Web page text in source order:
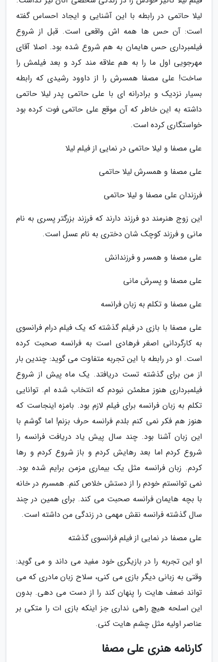
لیلا حاتمی در رابطه با این آشنایی و ایجاد احساس گفته
است: آن حس ها همه اش واقعی است. قبل از شروع
فیلمبرداری حس هایمان به هم شروع شده بود. اصلا آقای
مهرجویی اول ما را به هم علاقه مند کرد و بعد فیلمش را
ساخت! علی مصفا همسرش را از داوود رشیدی که رابطه
بسیار نزدیک و برادرانه ای با علی حاتمی پدر لیلا حاتمی
داشته به این خاطر که آن موقع علی حاتمی فوت کرده بود
خواستگاری کرده است.
علی مصفا و لیلا حاتمی در نمایی از فیلم لیلا
علی مصفا و همسرش لیلا حاتمی
فرزندان علی مصفا و لیلا حاتمی
این زوج هنرمند دو فرزند دارند که فرزند بزرگتر پسری به نام
مانی و فرزند کوچک شان دختری به نام عسل است.
علی مصفا و همسر و فرزندانش
علی مصفا و پسرش مانی
علی مصفا و تکلم به زبان فرانسه
علی مصفا با بازی در فیلم گذشته که یک فیلم درام فرانسوی
به کارگردانی اصغر فرهادی است به فرانسه صحبت کرده
است. او در رابطه با این تجربه متفاوت می گوید: چندین بار
از من برای گذشته تست دریافتد. یک ماه پیش از شروع
فیلمبرداری هنوز مطمئن نبودم که انتخاب شده ام. توانایی
تکلم به زبان فرانسه برای فیلم لازم بود. بامزه اینجاست که
هنوز هم فکر نمی کنم بلدم فرانسه حرف بزنم! اما گوشم با
این زبان آشنا بود. چند سال پیش یاد دریافت فرانسه را
شروع کردم اما بعد رهایش کردم و باز شروع کردم و رها
کردم. زبان فرانسه مثل یک بیماری مزمن برایم شده بود.
نمی توانستم خودم را از دستش خلاص کنم. همسرم در خانه
با بچه هایمان فرانسه صحبت می کند. برای همین در چند
سال گذشته فرانسه نقش مهمی در زندگی من داشته است.
علی مصفا در نمایی از فیلم فرانسوی گذشته
او این تجربه را در بازیگری خود مفید می داند و می گوید:
وقتی به زبانی دیگر بازی می کنی، سلاح زبان مادری که می
تواند ضعف هایت را پنهان کند را از دست می دهی. بدون
این اسلحه هیچ راهی نداری جز اینکه بازی ات را متکی بر
عناصر اولیه مثل چشم هایت کنی.
کارنامه هنری علی مصفا